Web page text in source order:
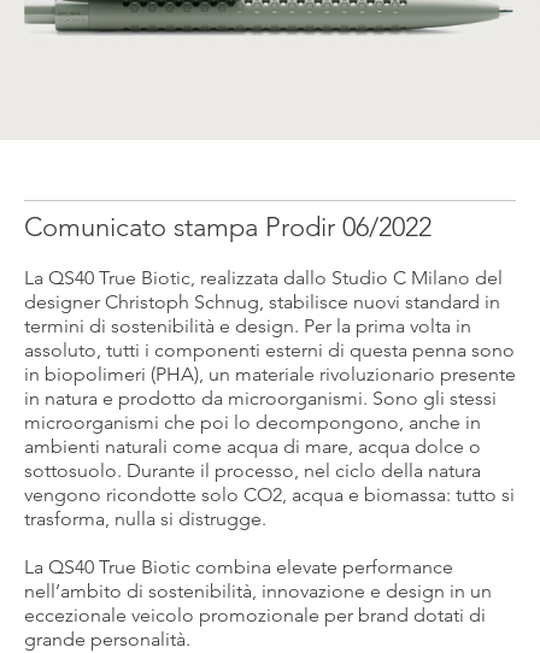
Comunicato stampa Prodir 06/2022
La QS40 True Biotic, realizzata dallo Studio C Milano del
designer Christoph Schnug, stabilisce nuovi standard in
termini di sostenibilità e design. Per la prima volta in
assoluto, tutti i componenti esterni di questa penna sono
in biopolimeri (PHA), un materiale rivoluzionario presente
in natura e prodotto da microorganismi. Sono gli stessi
microorganismi che poi lo decompongono, anche in
ambienti naturali come acqua di mare, acqua dolce o
sottosuolo. Durante il processo, nel ciclo della natura
vengono ricondotte solo CO2, acqua e biomassa: tutto si
trasforma, nulla si distrugge.
La QS40 True Biotic combina elevate performance
nell’ambito di sostenibilità, innovazione e design in un
eccezionale veicolo promozionale per brand dotati di
grande personalità.